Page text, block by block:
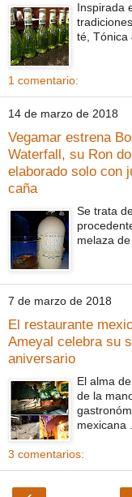
Inspirada
té, Tónica
1 comentario:
14 de marzo de 2018
Vegamar estrena
Waterfall, su Ron
elaborado solo con
caña
Se trata
melaza
7 de marzo de 2018
El restaurante
Ameyal celebra su
aniversario
El alma
de la
mexicana
3 comentarios: